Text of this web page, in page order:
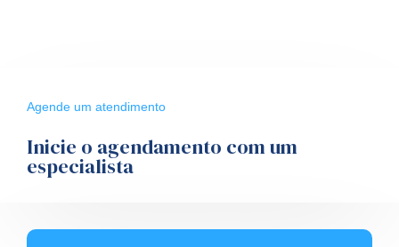
Agende um atendimento
Inicie o agendamento com um
especialista